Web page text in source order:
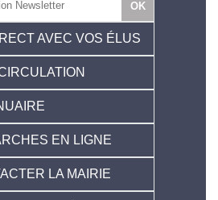
AVEC VOS ÉLUS
EN LIGNE
LA MAIRIE